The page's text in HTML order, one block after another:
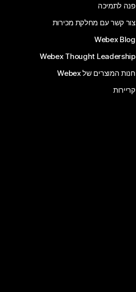
פנה לתמיכה
צור קשר עם מחלקת מכירות
Webex Blog
Webex Thought Leadership
חנות המוצרים של Webex
קריירות